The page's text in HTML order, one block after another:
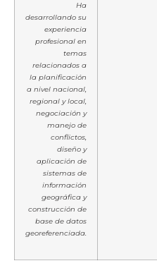
Ha
desarrollando su
experiencia
profesional en
temas
relacionados a
la planificación
a nivel nacional,
regional y local,
negociación y
manejo de
conflictos,
diseño y
aplicación de
sistemas de
información
geográfica y
construcción de
base de datos
georeferenciada.